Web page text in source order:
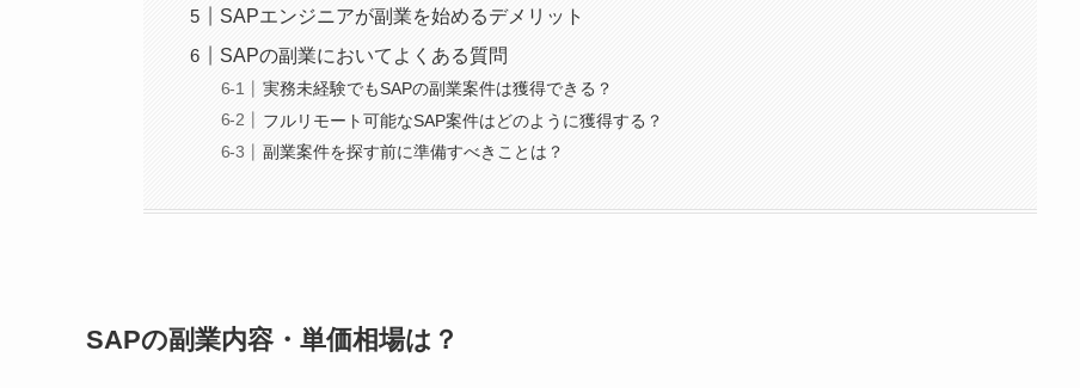
SAPエンジニアが副業を始めるデメリット
SAPの副業においてよくある質問
実務未経験でもSAPの副業案件は獲得できる？
フルリモート可能なSAP案件はどのように獲得する？
副業案件を探す前に準備すべきことは？
SAPの副業内容・単価相場は？